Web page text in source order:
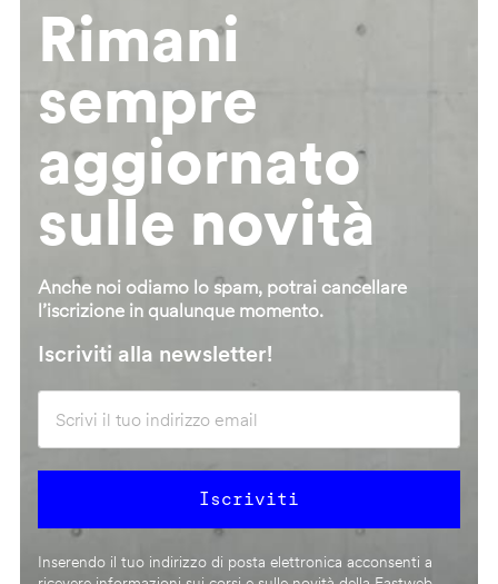
Rimani
sempre
aggiornato
sulle novità
Anche noi odiamo lo spam, potrai cancellare
l’iscrizione in qualunque momento.
Iscriviti alla newsletter!
Inserendo il tuo indirizzo di posta elettronica acconsenti a